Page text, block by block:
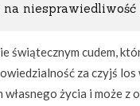
niesprawiedliwość
świątecznym cudem,
za czyjś los
życia i może z